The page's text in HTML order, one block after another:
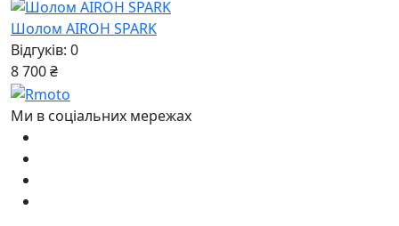
Шолом AIROH SPARK
Відгуків: 0
8 700 ₴
Ми в соціальних мережах